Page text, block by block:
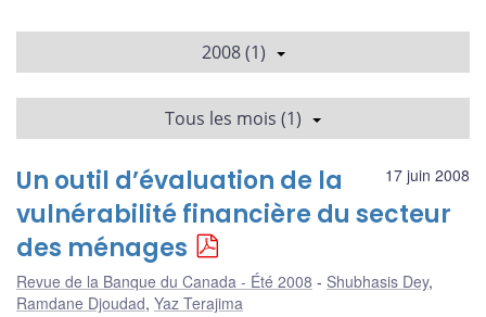
2008 (1)
Tous les mois (1)
17 juin 2008
Un outil d’évaluation de la
vulnérabilité financière du secteur
des ménages
Revue de la Banque du Canada - Été 2008 Shubhasis Dey,
Ramdane Djoudad, Yaz Terajima